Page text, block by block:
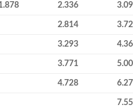
2.336
2.814
3.293
3.771
4.728